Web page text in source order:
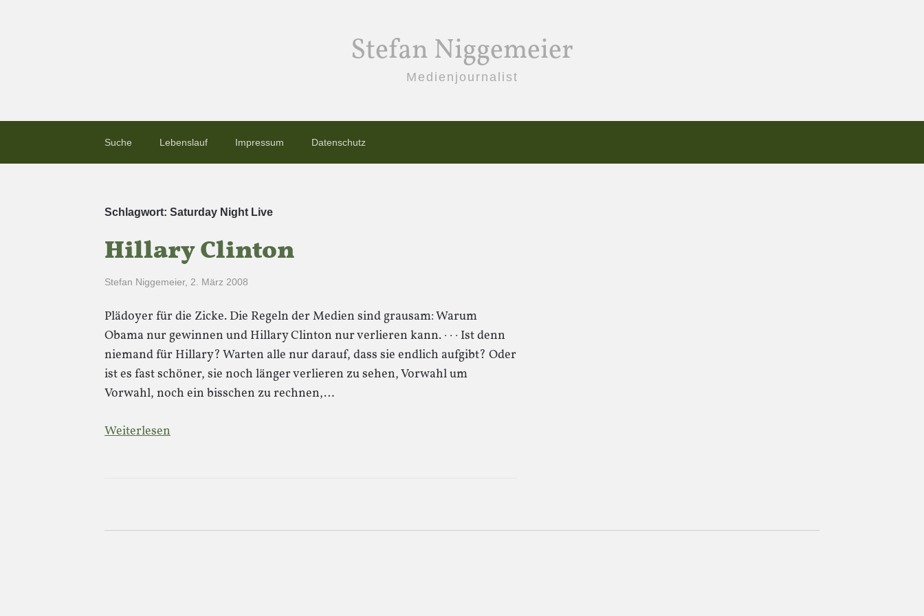
Stefan Niggemeier
Medienjournalist
Suche Lebenslauf Impressum Datenschutz
Schlagwort: Saturday Night Live
Hillary Clinton
Stefan Niggemeier, 2. März 2008
Plädoyer für die Zicke. Die Regeln der Medien sind grausam: Warum
Obama nur gewinnen und Hillary Clinton nur verlieren kann. · · · Ist denn
niemand für Hillary? Warten alle nur darauf, dass sie endlich aufgibt? Oder
ist es fast schöner, sie noch länger verlieren zu sehen, Vorwahl um
Vorwahl, noch ein bisschen zu rechnen,…
Weiterlesen